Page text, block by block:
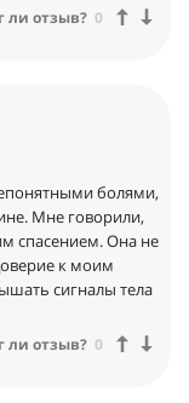
ли отзыв? 0
болями,
Мне говорили,
спасением. Она не
к моим
сигналы тела
ли отзыв? 0